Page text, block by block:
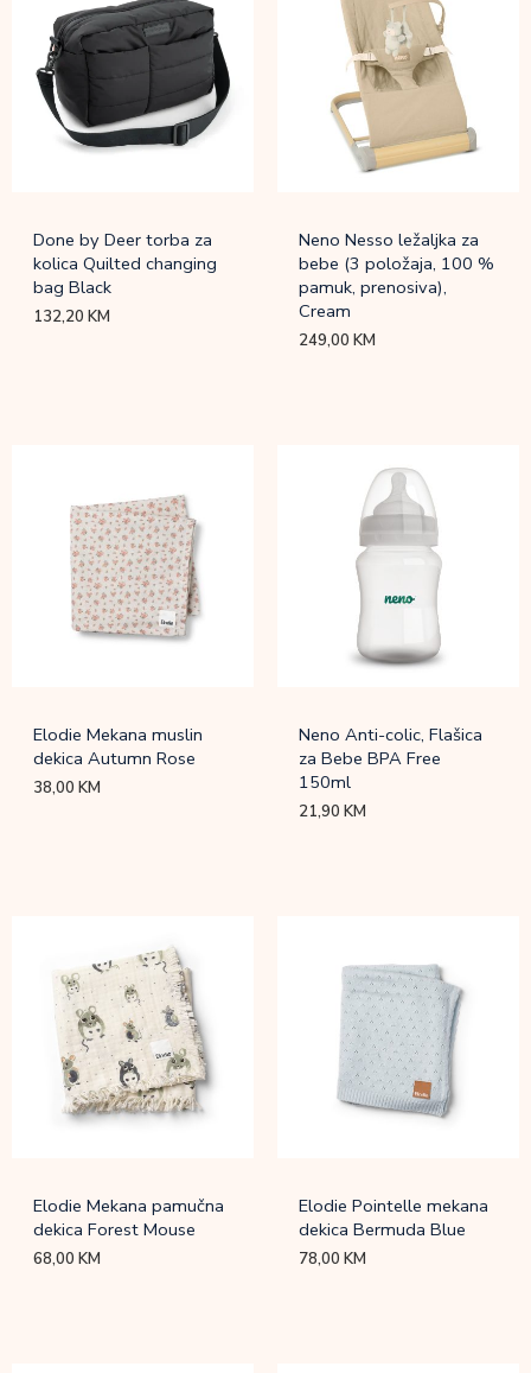
Done by Deer torba za
kolica Quilted changing
bag Black
132,20KM
Neno Nesso ležaljka za
bebe (3 položaja, 100 %
pamuk, prenosiva),
Cream
249,00KM
Elodie Mekana muslin
dekica Autumn Rose
38,00KM
Neno Anti-colic, Flašica
za Bebe BPA Free
150ml
21,90KM
Elodie Mekana pamučna
dekica Forest Mouse
68,00KM
Elodie Pointelle mekana
dekica Bermuda Blue
78,00KM